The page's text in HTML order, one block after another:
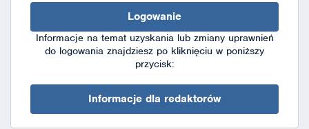
Logowanie
Informacje na temat uzyskania lub zmiany uprawnień
do logowania znajdziesz po kliknięciu w poniższy
przycisk:
Informacje dla redaktorów